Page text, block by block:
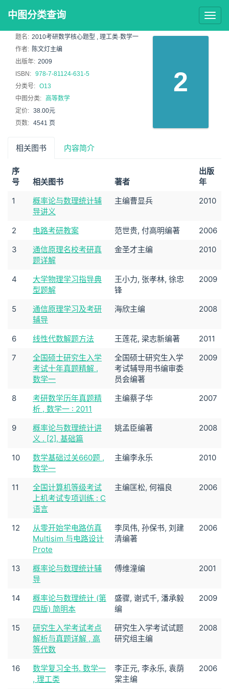
中图分类查询
2
题名: 2010考研数学核心题型 , 理工类·数学一
作者: 陈文灯主编
出版年: 2009
ISBN: 978-7-81124-631-5
分类号: O13
中图分类:
高等数学
定价: 38.00元
页数: 4541 页
相关图书 内容简介
序
号
相关图书 著者
出版
年
1
概率论与数理统计辅
导讲义
主编曹显兵 2010
2 电路考研教案 范世贵, 付高明编著
2006
3
通信原理名校考研真
题详解
金圣才主编 2010
4
大学物理学习指导典
型题解
王小力, 张孝林, 徐忠
锋
2009
5
通信原理学习及考研
辅导
海欣主编 2008
6 线性代数解题方法 王莲花, 梁志新编著
2011
7
全国硕士研究生入学
考试十年真题精解 ,
数学一
全国硕士研究生入学
考试辅导用书编审委
员会编著
2009
8
考研数学历年真题精
析 , 数学一 : 2011
主编蔡子华 2007
9
概率论与数理统计讲
义 . [2], 基础篇
姚孟臣编著 2008
10
数学基础过关660题 ,
数学一
主编李永乐 2010
11
全国计算机等级考试
上机考试专项训练 : C
语言
主编匡松, 何福良 2006
12
从零开始学电路仿真
Multisim 与电路设计
Prote
李凤伟, 孙保书, 刘建
清编著
2006
13
概率论与数理统计辅
导
傅维潼编 2001
14
概率论与数理统计 (第
四版) 简明本
盛骤, 谢式千, 潘承毅
编
2009
15
研究生入学考试考点
解析与真题详解 , 高
等代数
研究生入学考试试题
研究组主编
2008
16
数学复习全书. 数学一
, 理工类
李正元, 李永乐, 袁荫
棠主编
2006